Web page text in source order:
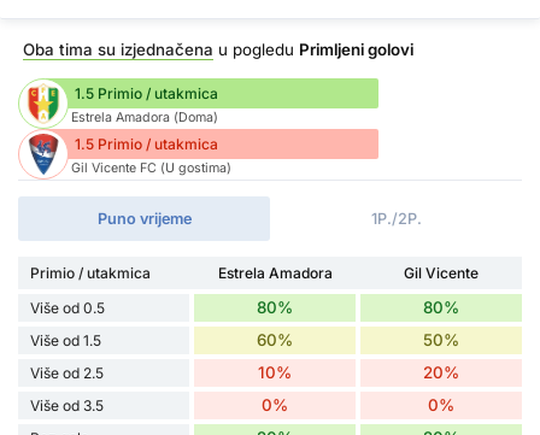
Oba tima su izjednačena u pogledu Primljeni golovi
1.5 Primio / utakmica
Estrela Amadora (Doma)
1.5 Primio / utakmica
Gil Vicente FC (U gostima)
Puno vrijeme 1P./2P.
Primio / utakmica Estrela Amadora
Gil Vicente
Više od 0.5
80% 80%
Više od 1.5 60% 50%
Više od 2.5 10% 20%
Više od 3.5 0% 0%